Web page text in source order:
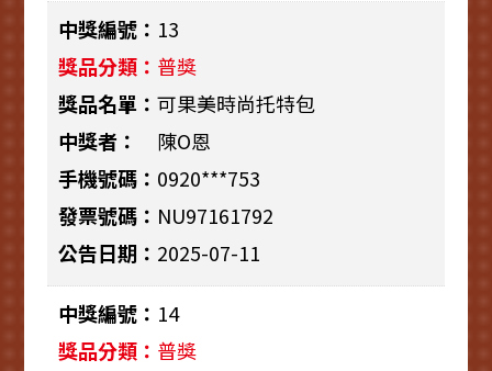
13
普獎
可果美時尚托特包
陳O恩
0920***753
NU97161792
2025-07-11
14
普獎